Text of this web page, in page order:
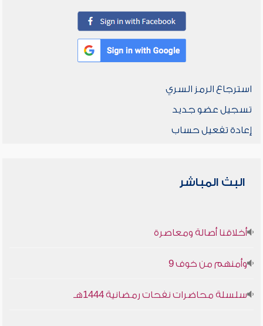
استرجاع الرمز السري
تسجيل عضو جديد
إعادة تفعيل حساب
البث المباشر
أخلاقنا أصالة ومعاصرة
وأمنهم من خوف 9
سلسلة محاضرات نفحات رمضانية 1444هـ